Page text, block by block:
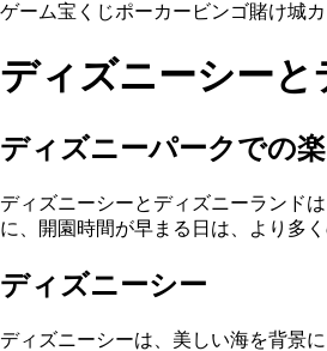
ゲーム宝くじポーカー ビンゴ賭け城
ディズニーシーと
ディズニーパークでの
ディズニーシーとディズニーランド
に、開園時間が早まる日は、より多
ディズニーシー
ディズニーシーは、美しい海を背景